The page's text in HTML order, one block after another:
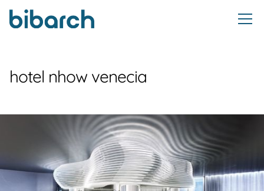
hotel nhow venecia